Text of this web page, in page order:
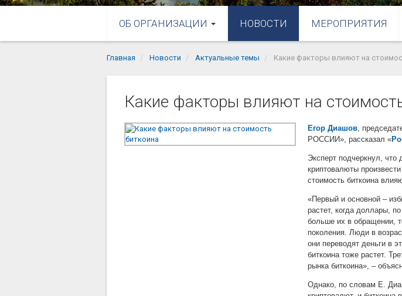
ОБ ОРГАНИЗАЦИИ НОВОСТИ МЕРОПРИЯТИЯ
Главная Новости Актуальные темы Какие факторы влияют на
Какие факторы влияют на
Егор Диашов ,
РОССИИ», рассказал «
Эксперт подчеркнул, что
криптовалюты
стоимость биткоина
«Первый и основной –
растет, когда доллары,
больше их в обращении,
поколения. Люди в
они переводят деньги в
биткоина тоже растет.
рынка биткоина», –
Однако, по словам Е.